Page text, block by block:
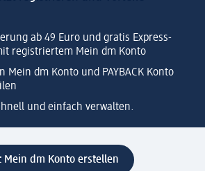
ab 49 Euro und gratis Express-
registriertem Mein dm Konto
Mein dm Konto und PAYBACK Konto
und einfach verwalten.
Mein dm Konto erstellen